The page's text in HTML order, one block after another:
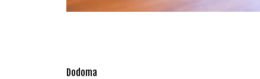
Dodoma